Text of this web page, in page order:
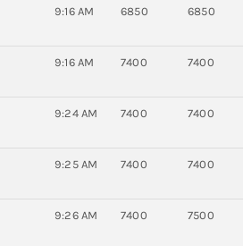
9:16 AM 6850 6850
9:16 AM 7400 7400
9:24 AM 7400 7400
9:25 AM 7400 7400
9:26 AM 7400 7500